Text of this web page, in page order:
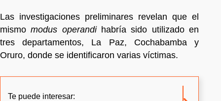
Las investigaciones preliminares revelan que el
mismo modus operandi habría sido utilizado en
tres departamentos, La Paz, Cochabamba y
Oruro, donde se identificaron varias víctimas.
Te puede interesar: